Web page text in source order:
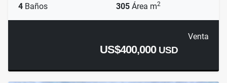
4 Baños 305 Área m2
Venta
US$400,000 USD